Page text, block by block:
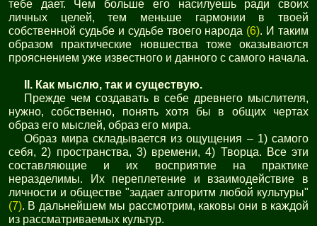
тебе дает. Чем больше его насилуешь ради своих
личных целей, тем меньше гармонии в твоей
собственной судьбе и судьбе твоего народа (6). И таким
образом практические новшества тоже оказываются
прояснением уже известного и данного с самого начала.
II. Как мыслю, так и существую.
Прежде чем создавать в себе древнего мыслителя,
нужно, собственно, понять хотя бы в общих чертах
образ его мыслей, образ его мира.
Образ мира складывается из ощущения – 1) самого
себя, 2) пространства, 3) времени, 4) Творца. Все эти
составляющие и их восприятие на практике
неразделимы. Их переплетение и взаимодействие в
личности и обществе "задает алгоритм любой культуры"
(7). В дальнейшем мы рассмотрим, каковы они в каждой
из рассматриваемых культур.